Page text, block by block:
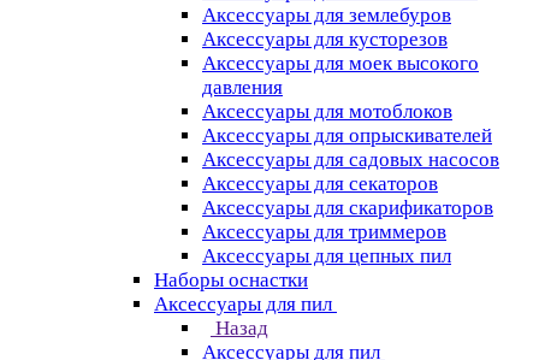
Аксессуары для землебуров
Аксессуары для кусторезов
Аксессуары для моек высокого
давления
Аксессуары для мотоблоков
Аксессуары для опрыскивателей
Аксессуары для садовых насосов
Аксессуары для секаторов
Аксессуары для скарификаторов
Аксессуары для триммеров
Аксессуары для цепных пил
Наборы оснастки
Аксессуары для пил
Назад
Аксессуары для пил